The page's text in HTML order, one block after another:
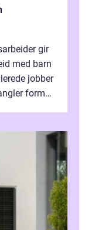
gir
med barn
jobber
formell